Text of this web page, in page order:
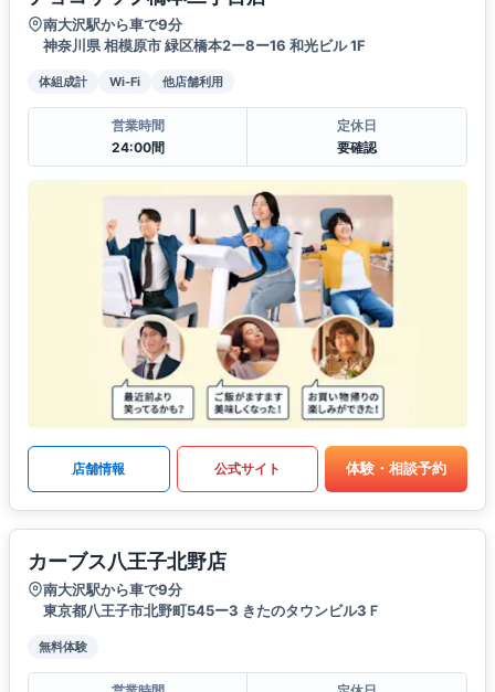
南大沢駅から車で9分
神奈川県 相模原市 緑区橋本2ー8ー16 和光ビル 1F
体組成計 Wi-Fi 他店舗利用
営業時間
24:00間
定休日
要確認
店舗情報 公式サイト 体験・相談予約
カーブス八王子北野店
南大沢駅から車で9分
東京都八王子市北野町545ー3 きたのタウンビル3Ｆ
無料体験